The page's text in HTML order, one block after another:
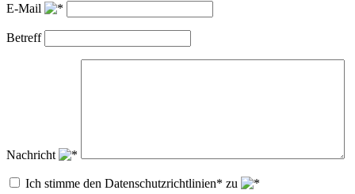
E-Mail
Betreff
Nachricht
Ich stimme den Datenschutzrichtlinien* zu